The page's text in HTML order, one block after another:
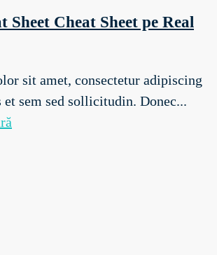
Sheet Cheat Sheet pe Real
sit amet, consectetur adipiscing
sem sed sollicitudin. Donec...